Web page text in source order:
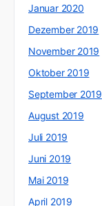
Januar 2020
Dezember 2019
November 2019
Oktober 2019
September 2019
August 2019
Juli 2019
Juni 2019
Mai 2019
April 2019